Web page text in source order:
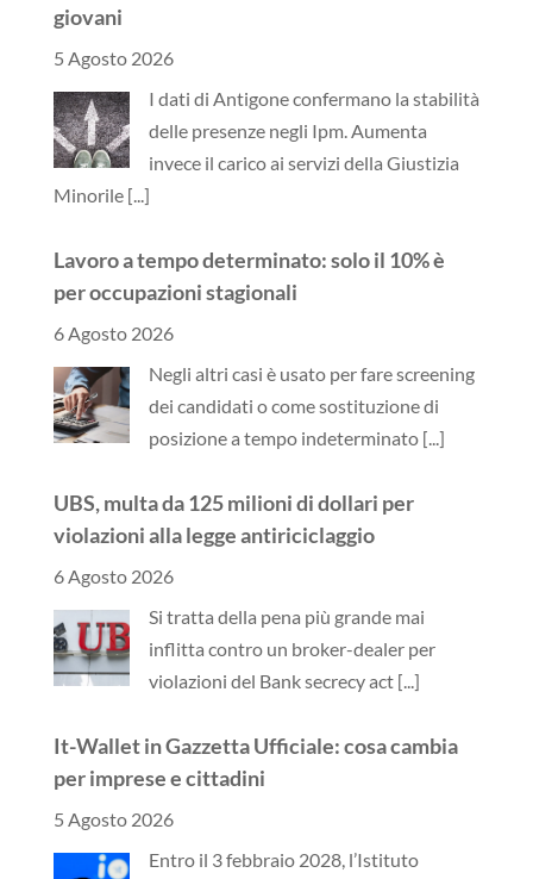
giovani
5 Agosto 2026
I dati di Antigone confermano la stabilità
delle presenze negli Ipm. Aumenta
invece il carico ai servizi della Giustizia
Minorile [...]
Lavoro a tempo determinato: solo il 10% è
per occupazioni stagionali
6 Agosto 2026
Negli altri casi è usato per fare screening
dei candidati o come sostituzione di
posizione a tempo indeterminato [...]
UBS, multa da 125 milioni di dollari per
violazioni alla legge antiriciclaggio
6 Agosto 2026
Si tratta della pena più grande mai
inflitta contro un broker-dealer per
violazioni del Bank secrecy act [...]
It-Wallet in Gazzetta Ufficiale: cosa cambia
per imprese e cittadini
5 Agosto 2026
Entro il 3 febbraio 2028, l’Istituto